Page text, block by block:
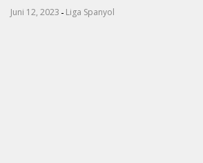
Juni 12, 2023 - Liga Spanyol